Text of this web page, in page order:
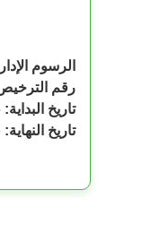
الرسوم
رقم
تاريخ البداية:
تاريخ النهاية: